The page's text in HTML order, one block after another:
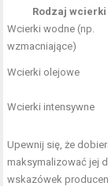
Rodzaj wcierki
Wcierki wodne (np.
wzmacniające)
Wcierki olejowe
Wcierki intensywne
Upewnij się, że
maksymalizować jej
wskazówek